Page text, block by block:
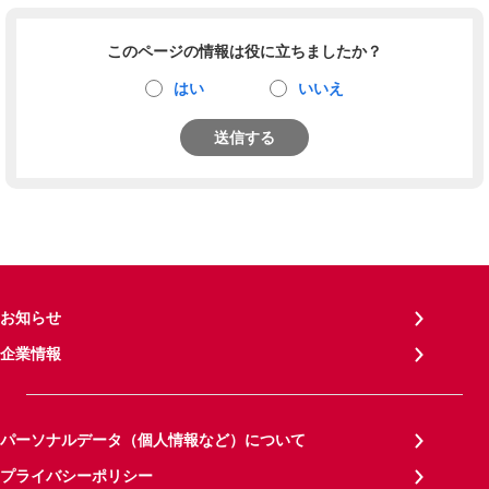
このページの情報は役に立ちましたか？
はい いいえ
送信する
お知らせ
企業情報
パーソナルデータ（個人情報など）について
プライバシーポリシー